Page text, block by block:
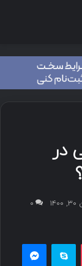
در
۰